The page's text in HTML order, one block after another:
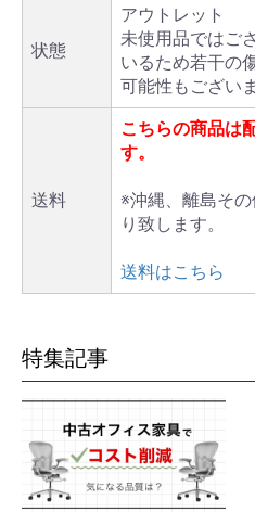
状態
アウトレット
未使用品ではご
いるため若干の
可能性もござい
送料
こちらの商品は
す。
※沖縄、離島そ
り致します。
送料はこちら
特集記事